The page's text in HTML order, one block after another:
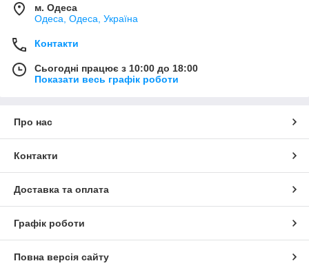
м. Одеса
Одеса, Одеса, Україна
Контакти
Сьогодні працює з 10:00 до 18:00
Показати весь графік роботи
Про нас
Контакти
Доставка та оплата
Графік роботи
Повна версія сайту